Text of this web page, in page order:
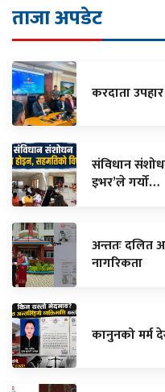
ताजा अपडेट
करदाता
संविधान
इभर’ले गर्यो…
अन्ततः दलित
नागरिकता
कानुनको मर्म